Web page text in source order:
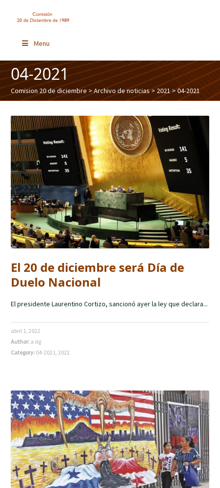
Menu
04-2021
Comision 20 de diciembre >Archivo de noticias>2021> 04-2021
El 20 de diciembre será Día de
Duelo Nacional
El presidente Laurentino Cortizo, sancionó ayer la ley que declara...
abril 1, 2022
Author: a dg
Category: 04-2021,2022